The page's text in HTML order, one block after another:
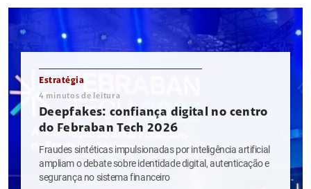
Estratégia
4 minutos de leitura
Deepfakes: confiança digital no centro
do Febraban Tech 2026
Fraudes sintéticas impulsionadas por inteligência artificial
ampliam o debate sobre identidade digital, autenticação e
segurança no sistema financeiro